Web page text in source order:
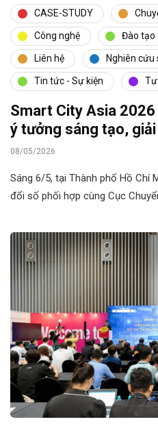
CASE-STUDY
Công nghệ Đào tạo
Liên hệ Nghiên cứu
Tin tức - Sự kiện
Smart City Asia
ý tưởng sáng tạo,
hiện đại cho chuyển
08/05/2026
Sáng 6/5, tại Thành phố Hồ Chí
đổi số phối hợp cùng Cục